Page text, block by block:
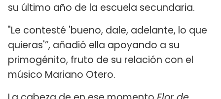
su último año de la escuela secundaria.
"Le contesté 'bueno, dale, adelante, lo que
quieras'”, añadió ella apoyando a su
primogénito, fruto de su relación con el
músico Mariano Otero.